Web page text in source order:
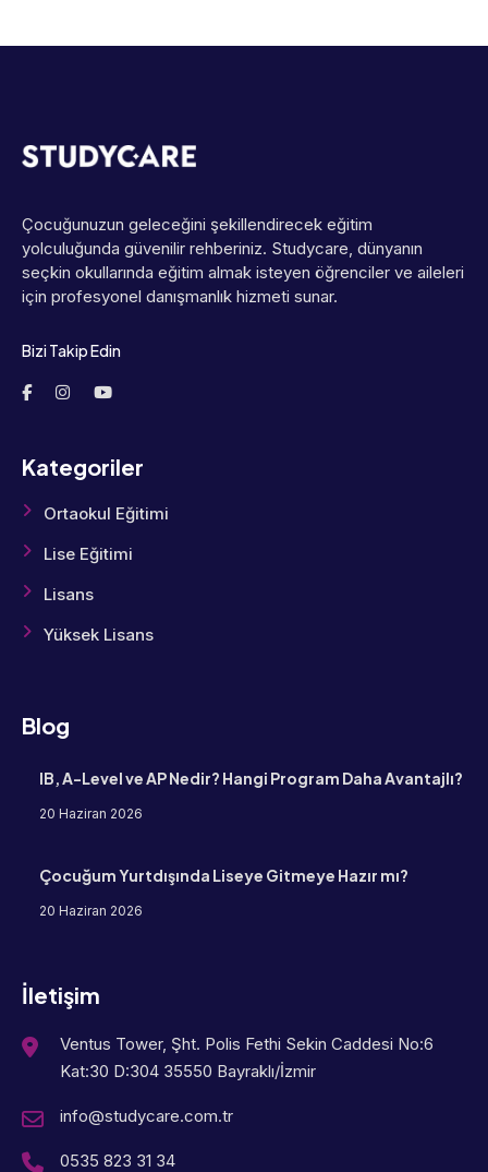
Çocuğunuzun geleceğini şekillendirecek eğitim
yolculuğunda güvenilir rehberiniz. Studycare, dünyanın
seçkin okullarında eğitim almak isteyen öğrenciler ve aileleri
için profesyonel danışmanlık hizmeti sunar.
Bizi Takip Edin
Kategoriler
Ortaokul Eğitimi
Lise Eğitimi
Lisans
Yüksek Lisans
Blog
IB, A-Level ve AP Nedir? Hangi Program Daha Avantajlı?
20 Haziran 2026
Çocuğum Yurtdışında Liseye Gitmeye Hazır mı?
20 Haziran 2026
İletişim
Ventus Tower, Şht. Polis Fethi Sekin Caddesi No:6
Kat:30 D:304 35550 Bayraklı/İzmir
info@studycare.com.tr
0535 823 31 34